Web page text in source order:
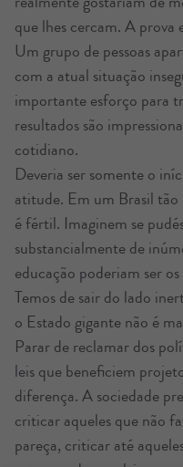
que lhes cercam. A prova
Um grupo de pessoas
com a atual situação
importante esforço para
resultados são
cotidiano.
Deveria ser somente o
atitude. Em um Brasil tão
é fértil. Imaginem se
substancialmente de
educação poderiam ser
Temos de sair do lado
o Estado gigante não é
Parar de reclamar dos
leis que beneficiem
diferença. A sociedade
criticar aqueles que não
pareça, criticar até